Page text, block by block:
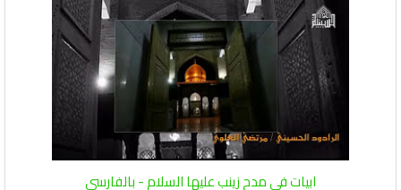
ابيات في مدح زينب عليها السلام - بالفارسي